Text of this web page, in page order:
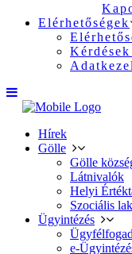
Elérhetőségek
Hírek
Gölle
Gölle
Látnivalók
Helyi
Szociális
Ügyintézés
e-